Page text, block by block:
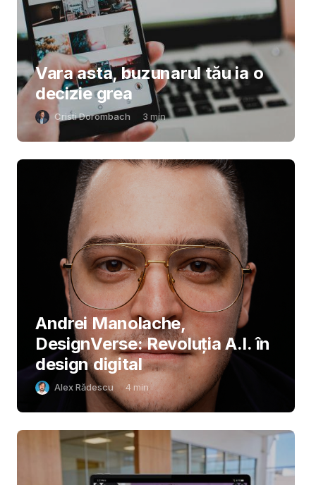
Vara asta, buzunarul tău ia o
decizie grea
Cristi Dorombach 3 min
Andrei Manolache,
DesignVerse: Revoluția A.I. în
design digital
Alex Rădescu 4 min